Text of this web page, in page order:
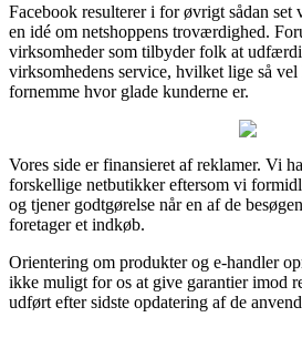
Facebook resulterer i for øvrigt sådan
en idé om netshoppens troværdighed.
virksomheder som tilbyder folk at
virksomhedens service, hvilket lige så
fornemme hvor glade kunderne er.
Vores side er finansieret af reklamer. Vi
forskellige netbutikker eftersom vi
og tjener godtgørelse når en af de
foretager et indkøb.
Orientering om produkter og e-handler
ikke muligt for os at give garantier imod
udført efter sidste opdatering af de